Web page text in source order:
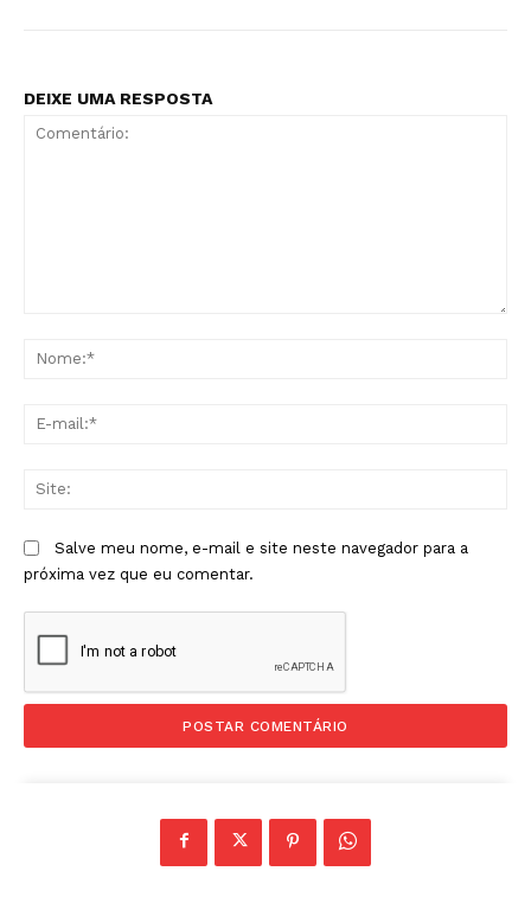
DEIXE UMA RESPOSTA
Salve meu nome, e-mail e site neste navegador para a
próxima vez que eu comentar.